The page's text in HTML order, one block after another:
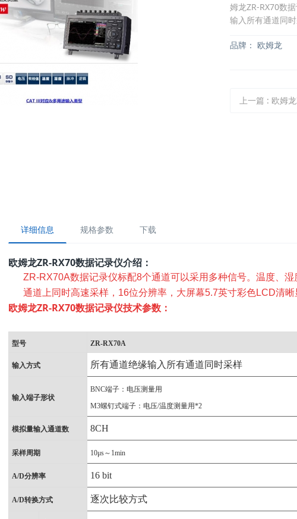
姆龙ZR-RX70数
输入所有通道同
品牌： 欧姆龙
上一篇 : 欧姆龙ZR-
详细信息 规格参数 下载
欧姆龙ZR-RX70数据记录仪介绍：
ZR-RX70A数据记录仪标配8个通道可以采用多种信号。温度、
通道上同时高速采样，16位分辨率，大屏幕5.7英寸彩色LCD清
欧姆龙ZR-RX70数据记录仪技术参数：
型号 ZR-RX70A
输入方式 所有通道绝缘输入所有通道同时采样
输入端子形状
BNC端子：电压测量用
M3螺钉式端子：电压/温度测量用*2
模拟量输入通道数 8CH
采样周期 10μs～1min
A/D分辨率 16 bit
A/D转换方式 逐次比较方式